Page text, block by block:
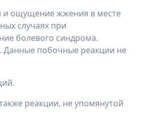
и ощущение жжения в месте
случаях при
болевого синдрома.
Данные побочные реакции не
реакции, не упомянутой